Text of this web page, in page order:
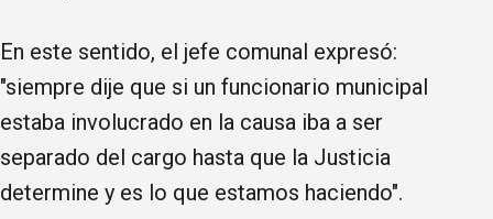
En este sentido, el jefe comunal expresó:
"siempre dije que si un funcionario municipal
estaba involucrado en la causa iba a ser
separado del cargo hasta que la Justicia
determine y es lo que estamos haciendo".